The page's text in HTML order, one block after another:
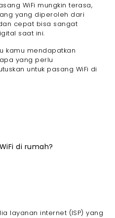
WiFi mungkin terasa,
yang diperoleh dari
cepat bisa sangat
saat ini.
kamu mendapatkan
yang perlu
untuk pasang WiFi di
di rumah?
layanan internet (ISP) yang